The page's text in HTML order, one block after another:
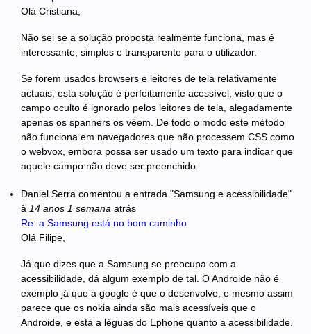
Olá Cristiana,
Não sei se a solução proposta realmente funciona, mas é
interessante, simples e transparente para o utilizador.
Se forem usados browsers e leitores de tela relativamente
actuais, esta solução é perfeitamente acessível, visto que o
campo oculto é ignorado pelos leitores de tela, alegadamente
apenas os spanners os vêem. De todo o modo este método
não funciona em navegadores que não processem CSS como
o webvox, embora possa ser usado um texto para indicar que
aquele campo não deve ser preenchido.
Daniel Serra comentou a entrada "Samsung e acessibilidade"
à 14 anos 1 semana atrás
Re: a Samsung está no bom caminho
Olá Filipe,
Já que dizes que a Samsung se preocupa com a
acessibilidade, dá algum exemplo de tal. O Androide não é
exemplo já que a google é que o desenvolve, e mesmo assim
parece que os nokia ainda são mais acessíveis que o
Androide, e está a léguas do Ephone quanto a acessibilidade.